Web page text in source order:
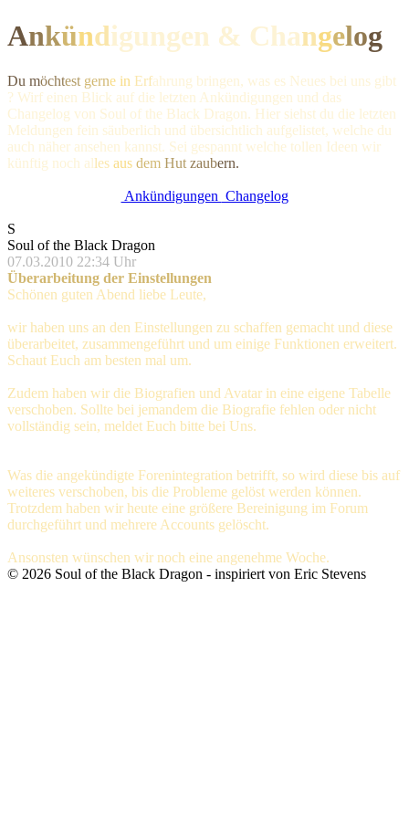
Ankündigungen & Changelog
Du möchtest gerne in Erfahrung bringen, was es Neues bei uns gibt
? Wirf einen Blick auf die letzten Ankündigungen und das
Changelog von Soul of the Black Dragon. Hier siehst du die letzten
Meldungen fein säuberlich und übersichtlich aufgelistet, welche du
auch näher ansehen kannst. Sei gespannt welche tollen Ideen wir
künftig noch alles aus dem Hut zaubern.
Ankündigungen Changelog
S
Soul of the Black Dragon
07.03.2010 22:34 Uhr
Überarbeitung der Einstellungen
Schönen guten Abend liebe Leute,
wir haben uns an den Einstellungen zu schaffen gemacht und diese
überarbeitet, zusammengeführt und um einige Funktionen erweitert.
Schaut Euch am besten mal um.
Zudem haben wir die Biografien und Avatar in eine eigene Tabelle
verschoben. Sollte bei jemandem die Biografie fehlen oder nicht
vollständig sein, meldet Euch bitte bei Uns.
Was die angekündigte Forenintegration betrifft, so wird diese bis auf
weiteres verschoben, bis die Probleme gelöst werden können.
Trotzdem haben wir heute eine größere Bereinigung im Forum
durchgeführt und mehrere Accounts gelöscht.
Ansonsten wünschen wir noch eine angenehme Woche.
© 2026 Soul of the Black Dragon - inspiriert von Eric Stevens